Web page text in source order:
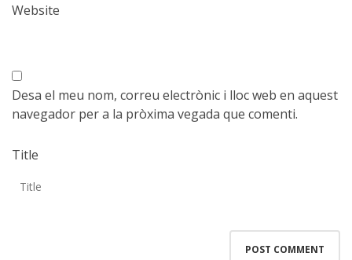
Website
Desa el meu nom, correu electrònic i lloc web en aquest
navegador per a la pròxima vegada que comenti.
Title